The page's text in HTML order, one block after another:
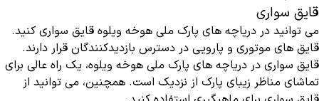
قایق سواری
می ‌توانید در دریاچه ‌های پارک ملی هوخه ویلوه قایق سواری کنید.
قایق ‌های موتوری و پارویی در دسترس بازدیدکنندگان قرار دارند.
قایق سواری در دریاچه ‌های پارک ملی هوخه ویلوه، یک راه عالی برای
تماشای مناظر زیبای پارک از نزدیک است. همچنین، می ‌توانید از